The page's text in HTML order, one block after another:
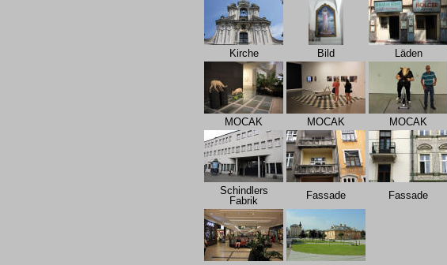
Kirche Bild Läden
MOCAK MOCAK MOCAK
Schindlers
Fabrik
Fassade Fassade